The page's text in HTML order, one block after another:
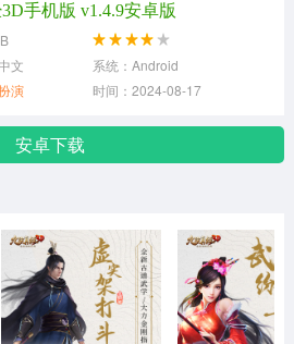
手机版 v1.4.9安卓版
文
系统：Android
演 时间：2024-08-17
安卓下载